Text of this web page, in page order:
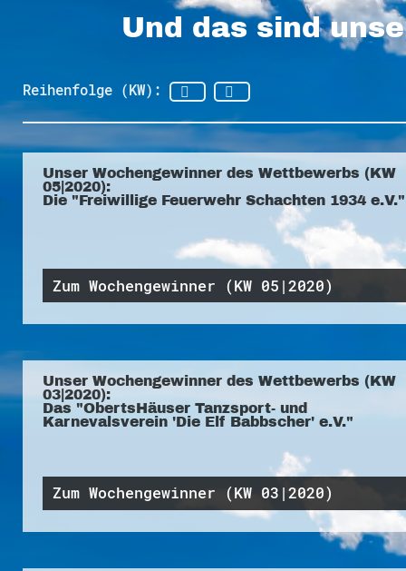
Und das sind
Reihenfolge (KW):
Unser Wochengewinner des Wettbewerbs (KW
05|2020):
Die "Freiwillige Feuerwehr Schachten 1934 e.V."
Zum Wochengewinner (KW 05|2020)
Unser Wochengewinner des Wettbewerbs (KW
03|2020):
Das "ObertsHäuser Tanzsport- und
Karnevalsverein 'Die Elf Babbscher' e.V."
Zum Wochengewinner (KW 03|2020)